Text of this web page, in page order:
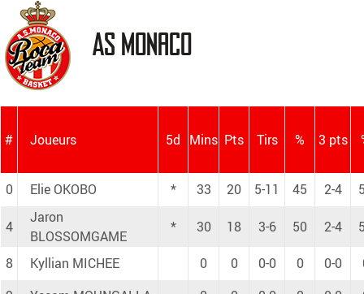
AS Monaco
# Joueurs 5d Mins Pts Tirs % 3 pts
0 Elie OKOBO * 33 20 5-11 45 2-4
4
Jaron
BLOSSOMGAME
* 30 18 3-6 50 2-4
8 Kyllian MICHEE 0 0 0-0 0 0-0